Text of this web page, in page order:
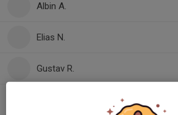
Albin A.
Elias N.
Gustav R.